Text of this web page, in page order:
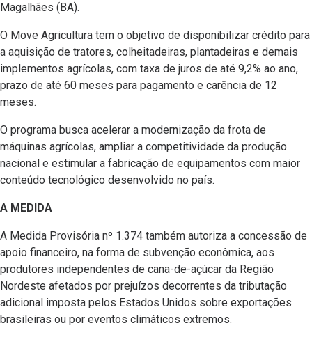
Magalhães (BA).
O Move Agricultura tem o objetivo de disponibilizar crédito para
a aquisição de tratores, colheitadeiras, plantadeiras e demais
implementos agrícolas, com taxa de juros de até 9,2% ao ano,
prazo de até 60 meses para pagamento e carência de 12
meses.
O programa busca acelerar a modernização da frota de
máquinas agrícolas, ampliar a competitividade da produção
nacional e estimular a fabricação de equipamentos com maior
conteúdo tecnológico desenvolvido no país.
A MEDIDA
A Medida Provisória nº 1.374 também autoriza a concessão de
apoio financeiro, na forma de subvenção econômica, aos
produtores independentes de cana-de-açúcar da Região
Nordeste afetados por prejuízos decorrentes da tributação
adicional imposta pelos Estados Unidos sobre exportações
brasileiras ou por eventos climáticos extremos.